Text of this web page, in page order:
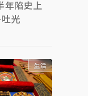
年陷史上
光
生活